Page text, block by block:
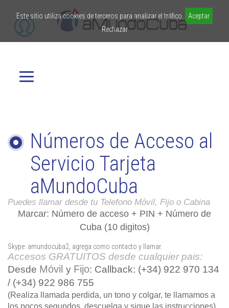
Números de Acceso al
Servicio Tarjeta
aMundoCuba
Puedes llamar desde tu Telefono Móvil, Fijo o Cabina
Marcar: Número de acceso + PIN + Número de
Cuba (10 digitos)
Skype: amundocuba2, agrega como contacto y llamar.
Accesos GRATUITOS desde cualquier pais:
Desde Móvil y Fijo: Callback: (+34) 922 970 134
/ (+34) 922 986 755
(Realiza llamada perdida, un tono y colgar, te llamamos a
los pocos segundos, descuelga y sigue las instrucciones)
Este sitio utiliza cookies de terceros para analizar el tráfico.
Aceptar
Rechazar